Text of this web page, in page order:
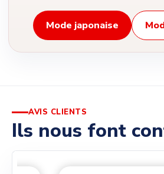
Mode japonaise
AVIS CLIENTS
Ils nous font